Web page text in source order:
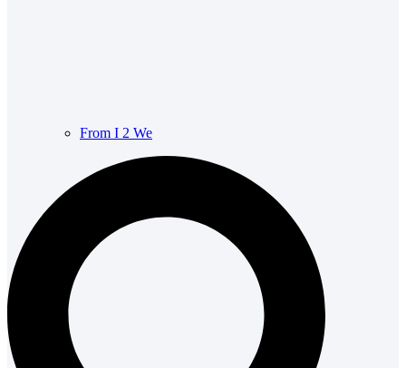
From I 2 We